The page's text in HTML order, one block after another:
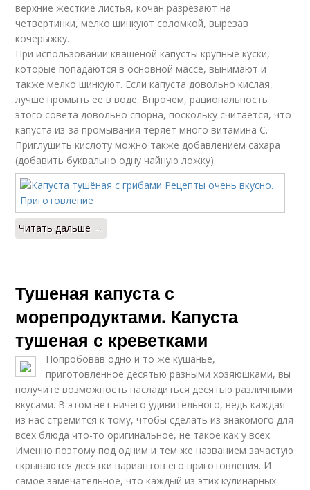
верхние жесткие листья, кочан разрезают на
четвертинки, мелко шинкуют соломкой, вырезав
кочерыжку.
При использовании квашеной капусты крупные куски,
которые попадаются в основной массе, вынимают и
также мелко шинкуют. Если капуста довольно кислая,
лучше промыть ее в воде. Впрочем, рациональность
этого совета довольно спорна, поскольку считается, что
капуста из-за промывания теряет много витамина С.
Приглушить кислоту можно также добавлением сахара
(добавить буквально одну чайную ложку).
Читать дальше →
Тушеная капуста с
морепродуктами. Капуста
тушеная с креветками
Попробовав одно и то же кушанье,
приготовленное десятью разными хозяюшками, вы
получите возможность насладиться десятью различными
вкусами. В этом нет ничего удивительного, ведь каждая
из нас стремится к тому, чтобы сделать из знакомого для
всех блюда что-то оригинальное, не такое как у всех.
Именно поэтому под одним и тем же названием зачастую
скрываются десятки вариантов его приготовления. И
самое замечательное, что каждый из этих кулинарных